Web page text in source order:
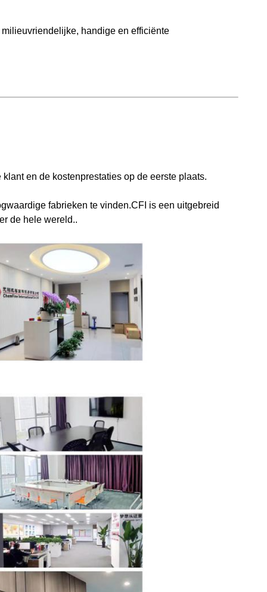
handige en efficiënte
en de kostenprestaties op de eerste plaats.
fabrieken te vinden.CFI is een uitgebreid
de hele wereld..